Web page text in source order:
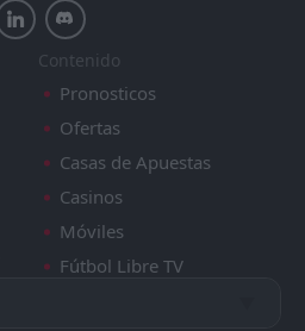
Contenido
Pronosticos
Ofertas
Casas de Apuestas
Casinos
Móviles
Fútbol Libre TV